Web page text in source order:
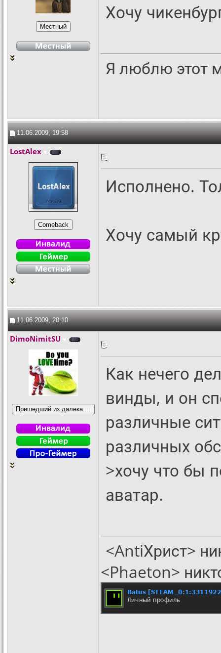
Хочу
Я люблю этот
11.06.2009, 19:58
LostAlex
Исполнено.
Хочу самый
11.06.2009, 20:10
DimoNimitSU
Как нечего
винды, и он
различные
различных
>хочу что бы
аватар.
<AntiХрист>
<Phaeton>